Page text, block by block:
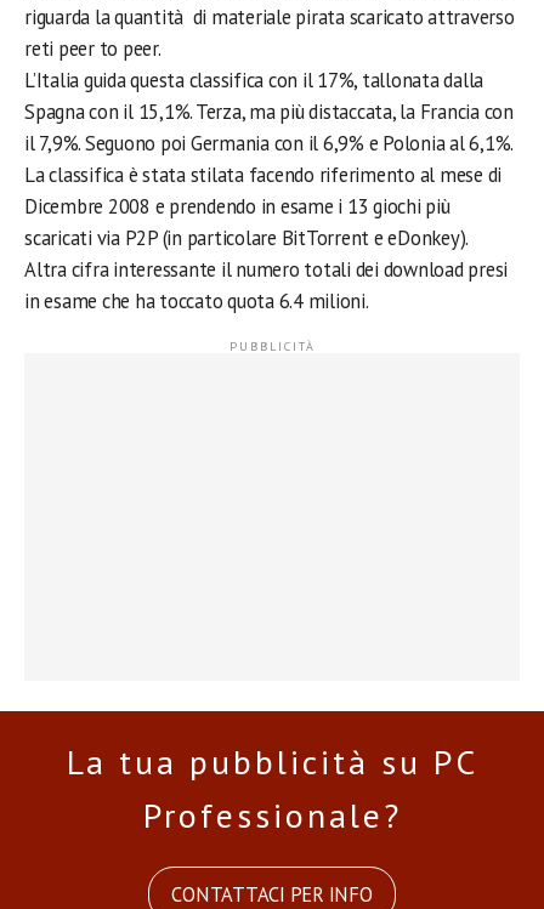
riguarda la quantità di materiale pirata scaricato attraverso
reti peer to peer.
L’Italia guida questa classifica con il 17%, tallonata dalla
Spagna con il 15,1%. Terza, ma più distaccata, la Francia con
il 7,9%. Seguono poi Germania con il 6,9% e Polonia al 6,1%.
La classifica è stata stilata facendo riferimento al mese di
Dicembre 2008 e prendendo in esame i 13 giochi più
scaricati via P2P (in particolare BitTorrent e eDonkey).
Altra cifra interessante il numero totali dei download presi
in esame che ha toccato quota 6.4 milioni.
La tua pubblicità su PC
Professionale?
CONTATTACI PER INFO